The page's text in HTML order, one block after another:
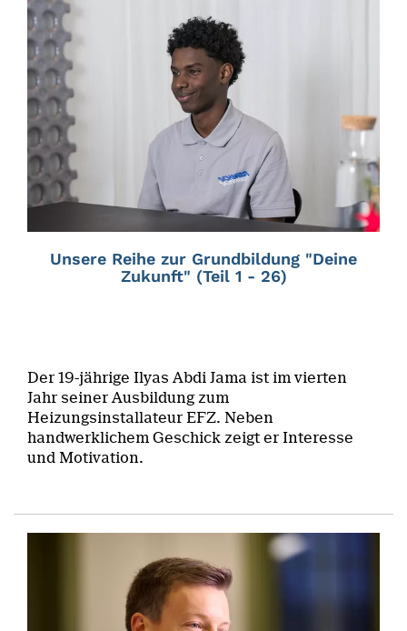
Unsere Reihe zur Grundbildung "Deine
Zukunft" (Teil 1 - 26)
Der 19-jährige Ilyas Abdi Jama ist im vierten
Jahr seiner Ausbildung zum
Heizungsinstallateur EFZ. Neben
handwerklichem Geschick zeigt er Interesse
und Motivation.